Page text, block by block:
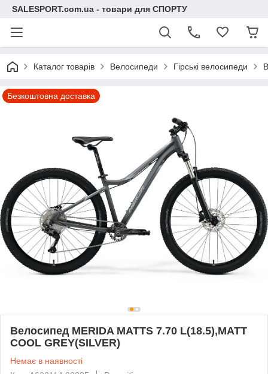
SALESPORT.com.ua - товари для СПОРТУ
Каталог товарів Велосипеди Гірські велосипеди
Безкоштовна доставка
Велосипед MERIDA MATTS 7.70 L(18.5),MATT
COOL GREY(SILVER)
Немає в наявності